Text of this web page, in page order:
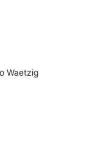
Waetzig